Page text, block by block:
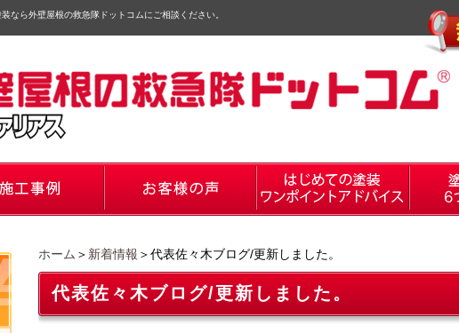
なら外壁屋根の救急隊ドットコムにご相談ください。
ホーム ＞ 新着情報 ＞代表佐々木ブログ/更新しました。
代表佐々木ブログ/更新しました。